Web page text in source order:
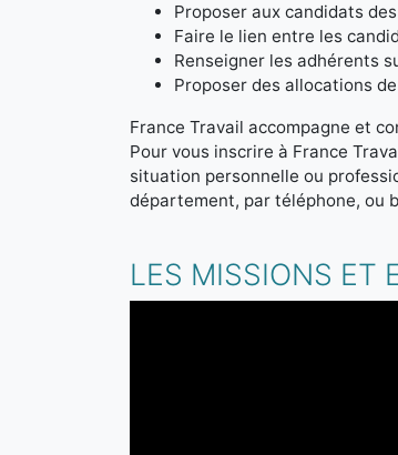
Proposer aux candidats
Faire le lien entre les
Renseigner les adhérents
Proposer des allocations
France Travail accompagne et
Pour vous inscrire à France
situation personnelle ou
département, par téléphone, ou
LES MISSIONS ET